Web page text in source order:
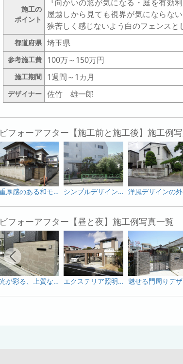
施工の
ポイント
『向かいの窓が気になる・庭を有効
屋越しから見ても視界が気にならな
狭苦しく感じないよう白のフェンスと
都道府県 埼玉県
参考施工費 100万～150万円
施工期間 1週間～1カ月
デザイナー 佐竹 雄一郎
ビフォーアフター【施工前と施工後】施工例
重厚感のある和モダンリフォーム外構 シンプルデザインでまとめたエクステリアリフォーム
ビフォーアフター【昼と夜】施工例写真一覧
光が彩る、上質なモダンファサード エクステリア照明もしっかりプランニングした施工例